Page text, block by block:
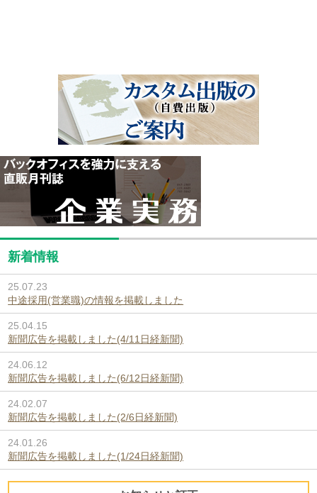
新着情報
25.07.23
中途採用(営業職)の情報を掲載しました
25.04.15
新聞広告を掲載しました(4/11日経新聞)
24.06.12
新聞広告を掲載しました(6/12日経新聞)
24.02.07
新聞広告を掲載しました(2/6日経新聞)
24.01.26
新聞広告を掲載しました(1/24日経新聞)